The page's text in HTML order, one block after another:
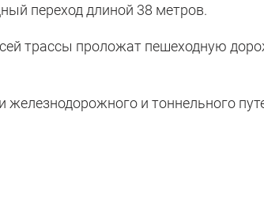
переход длиной 38 метров.
трассы проложат пешеходную
железнодорожного и тоннельного